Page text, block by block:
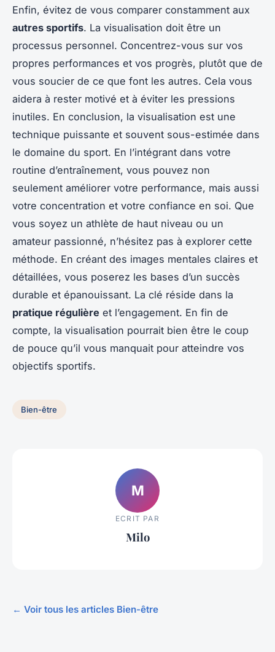
Enfin, évitez de vous comparer constamment aux
autres sportifs. La visualisation doit être un
processus personnel. Concentrez-vous sur vos
propres performances et vos progrès, plutôt que de
vous soucier de ce que font les autres. Cela vous
aidera à rester motivé et à éviter les pressions
inutiles. En conclusion, la visualisation est une
technique puissante et souvent sous-estimée dans
le domaine du sport. En l’intégrant dans votre
routine d’entraînement, vous pouvez non
seulement améliorer votre performance, mais aussi
votre concentration et votre confiance en soi. Que
vous soyez un athlète de haut niveau ou un
amateur passionné, n’hésitez pas à explorer cette
méthode. En créant des images mentales claires et
détaillées, vous poserez les bases d’un succès
durable et épanouissant. La clé réside dans la
pratique régulière et l’engagement. En fin de
compte, la visualisation pourrait bien être le coup
de pouce qu’il vous manquait pour atteindre vos
objectifs sportifs.
Bien-être
M
ECRIT PAR
Milo
← Voir tous les articles Bien-être